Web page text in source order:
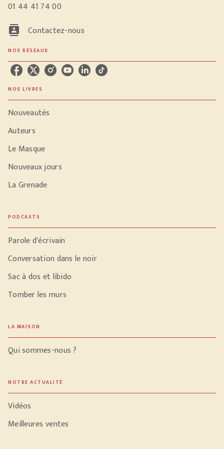
01 44 41 74 00
contacts Contactez-nous
NOS RÉSEAUX
NOS LIVRES
Nouveautés
Auteurs
Le Masque
Nouveaux jours
La Grenade
PODCASTS
Parole d'écrivain
Conversation dans le noir
Sac à dos et libido
Tomber les murs
LA MAISON
Qui sommes-nous ?
NOTRE ACTUALITÉ
Vidéos
Meilleures ventes